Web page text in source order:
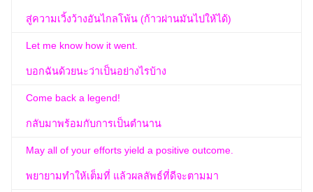
สู่ความเวิ้งว้างอันไกลโพ้น (ก้าวผ่านมันไปให้ได้)
Let me know how it went.
บอกฉันด้วยนะว่าเป็นอย่างไรบ้าง
Come back a legend!
กลับมาพร้อมกับการเป็นตำนาน
May all of your efforts yield a positive outcome.
พยายามทำให้เต็มที่ แล้วผลลัพธ์ที่ดีจะตามมา